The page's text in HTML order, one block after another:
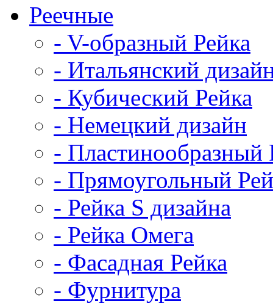
Реечные
- V-образный Рейка
- Итальянский
- Кубический Рейка
- Немецкий дизайн
- Пластинообразный
- Прямоугольный
- Рейка S дизайна
- Рейка Омега
- Фасадная Рейка
- Фурнитура